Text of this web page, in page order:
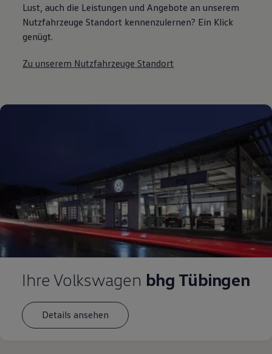
Lust, auch die Leistungen und Angebote an unserem
Nutzfahrzeuge Standort kennenzulernen? Ein Klick
genügt.
Zu unserem Nutzfahrzeuge Standort
Ihre Volkswagen bhg Tübingen
Details ansehen